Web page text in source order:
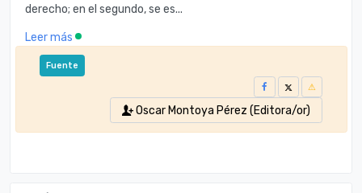
derecho; en el segundo, se es...
Leer más
Fuente
Oscar Montoya Pérez (Editora/or)